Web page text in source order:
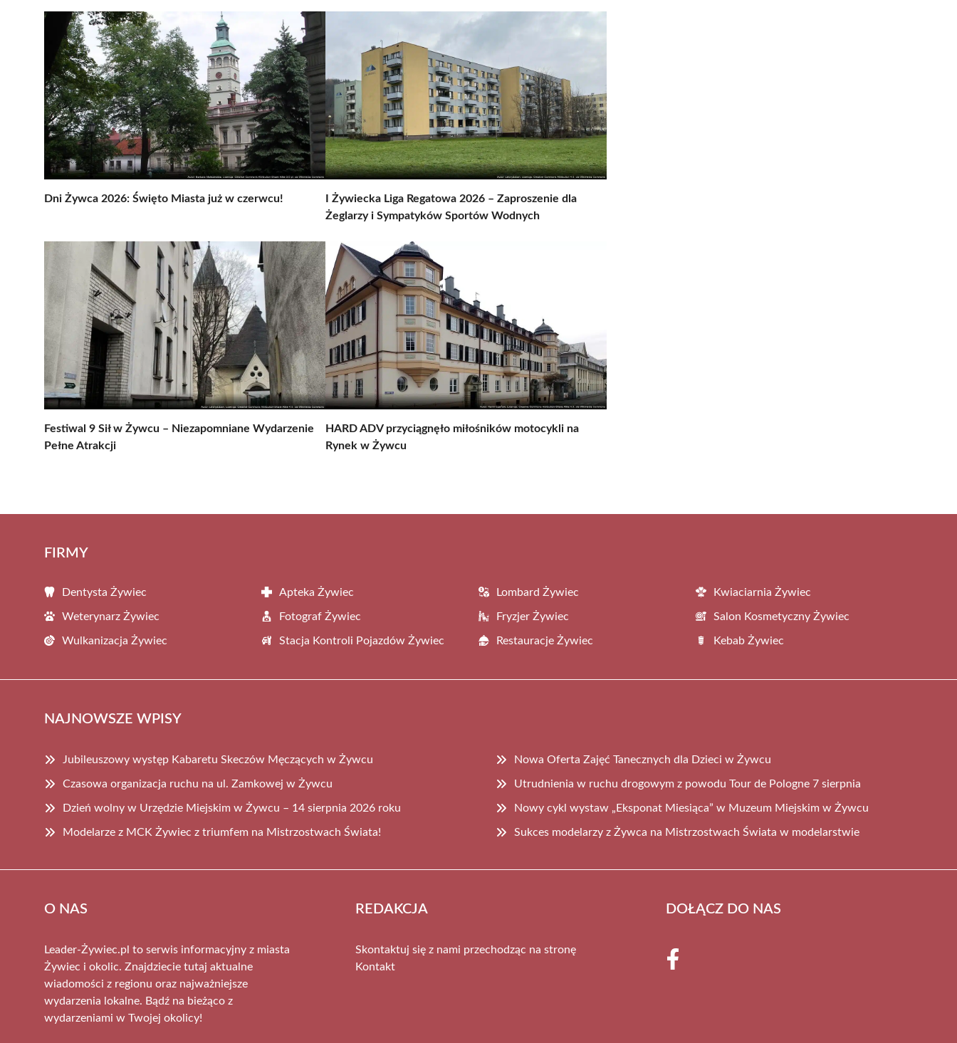
Dni Żywca 2026: Święto Miasta już w czerwcu!
I Żywiecka Liga Regatowa 2026 – Zaproszenie dla
Żeglarzy i Sympatyków Sportów Wodnych
Festiwal 9 Sił w Żywcu – Niezapomniane Wydarzenie
Pełne Atrakcji
HARD ADV przyciągnęło miłośników motocykli na
Rynek w Żywcu
FIRMY
Dentysta Żywiec Apteka Żywiec Lombard Żywiec Kwiaciarnia Żywiec
Weterynarz Żywiec Fotograf Żywiec Fryzjer Żywiec Salon Kosmetyczny Żywiec
Wulkanizacja Żywiec Stacja Kontroli Pojazdów Żywiec Restauracje Żywiec Kebab Żywiec
NAJNOWSZE WPISY
Jubileuszowy występ Kabaretu Skeczów Męczących w Żywcu Nowa Oferta Zajęć Tanecznych dla Dzieci w Żywcu
Czasowa organizacja ruchu na ul. Zamkowej w Żywcu Utrudnienia w ruchu drogowym z powodu Tour de Pologne 7 sierpnia
Dzień wolny w Urzędzie Miejskim w Żywcu – 14 sierpnia 2026 roku Nowy cykl wystaw „Eksponat Miesiąca” w Muzeum Miejskim w Żywcu
Modelarze z MCK Żywiec z triumfem na Mistrzostwach Świata! Sukces modelarzy z Żywca na Mistrzostwach Świata w modelarstwie
O NAS
Leader-Żywiec.pl to serwis informacyjny z miasta
Żywiec i okolic. Znajdziecie tutaj aktualne
wiadomości z regionu oraz najważniejsze
wydarzenia lokalne. Bądź na bieżąco z
wydarzeniami w Twojej okolicy!
REDAKCJA
Skontaktuj się z nami przechodząc na stronę
Kontakt
DOŁĄCZ DO NAS